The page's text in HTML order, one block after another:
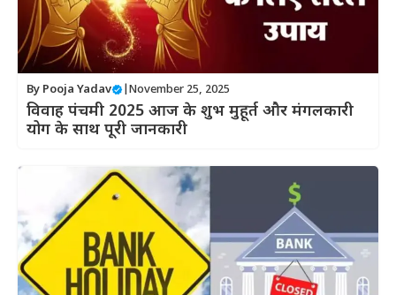
By Pooja Yadav November 25, 2025
विवाह पंचमी 2025 आज के शुभ मुहूर्त और मंगलकारी
योग के साथ पूरी जानकारी